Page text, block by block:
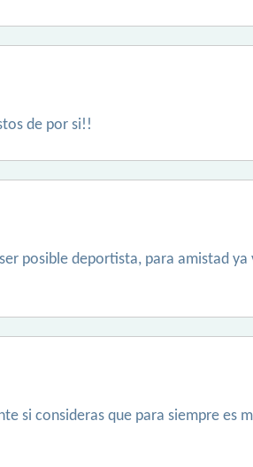
de por si!!
posible deportista, para amistad
si consideras que para siempre es